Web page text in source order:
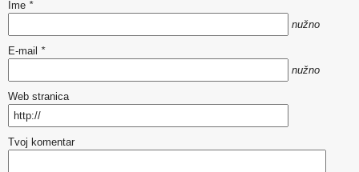
Ime *
nužno
E-mail *
nužno
Web stranica
Tvoj komentar